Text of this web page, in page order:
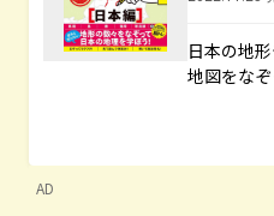
日本の地
地図をな
AD